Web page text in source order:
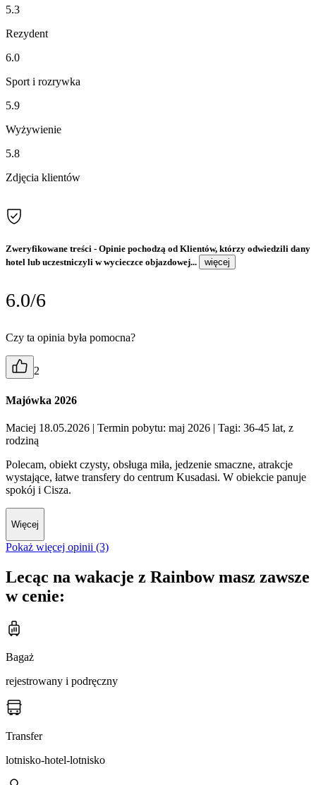
5.3
Rezydent
6.0
Sport i rozrywka
5.9
Wyżywienie
5.8
Zdjęcia klientów
Zweryfikowane treści - Opinie pochodzą od Klientów, którzy odwiedzili dany
hotel lub uczestniczyli w wycieczce objazdowej...
więcej
6.0/6
Czy ta opinia była pomocna?
2
Majówka 2026
Maciej 18.05.2026 | Termin pobytu: maj 2026 | Tagi: 36-45 lat, z
rodziną
Polecam, obiekt czysty, obsługa miła, jedzenie smaczne, atrakcje
wystające, łatwe transfery do centrum Kusadasi. W obiekcie panuje
spokój i Cisza.
Więcej
Pokaż więcej opinii (3)
Lecąc na wakacje z Rainbow masz zawsze
w cenie:
Bagaż
rejestrowany i podręczny
Transfer
lotnisko-hotel-lotnisko